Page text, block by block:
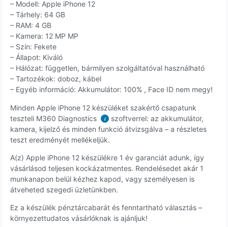
– Modell: Apple iPhone 12
– Tárhely: 64 GB
– RAM: 4 GB
– Kamera: 12 MP MP
– Szín: Fekete
– Állapot: Kiváló
– Hálózat: független, bármilyen szolgáltatóval használható
– Tartozékok: doboz, kábel
– Egyéb információ: Akkumulátor: 100% , Face ID nem megy!
Minden Apple iPhone 12 készüléket szakértő csapatunk
teszteli M360 Diagnostics
i
szoftverrel: az akkumulátor,
kamera, kijelző és minden funkció átvizsgálva – a részletes
teszt eredményét mellékeljük.
A(z) Apple iPhone 12 készülékre 1 év garanciát adunk, így
vásárlásod teljesen kockázatmentes. Rendelésedet akár 1
munkanapon belül kézhez kapod, vagy személyesen is
átveheted szegedi üzletünkben.
Ez a készülék pénztárcabarát és fenntartható választás –
környezettudatos vásárlóknak is ajánljuk!